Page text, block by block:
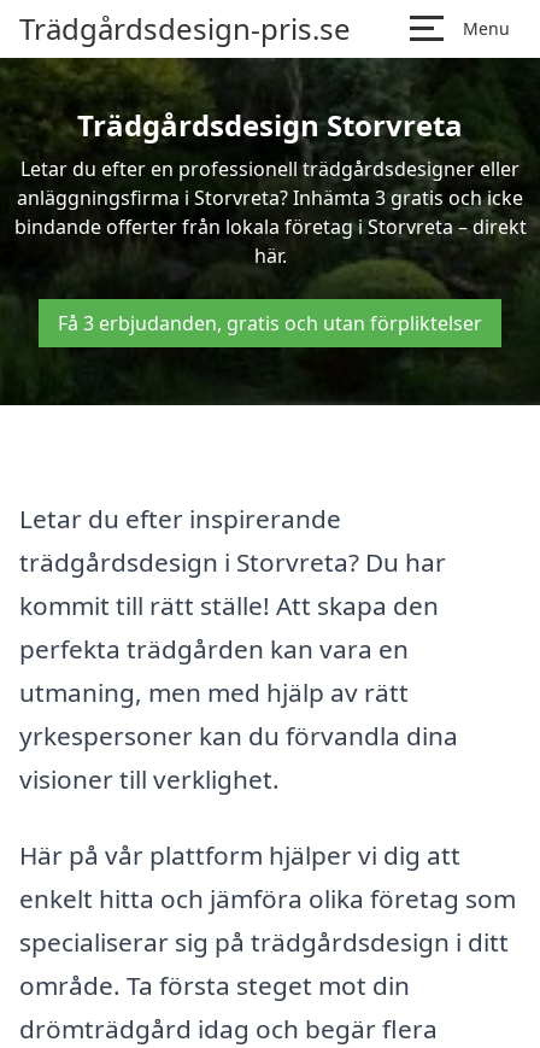
Trädgårdsdesign-pris.se Menu
Trädgårdsdesign Storvreta
Letar du efter en professionell trädgårdsdesigner eller
anläggningsfirma i Storvreta? Inhämta 3 gratis och icke
bindande offerter från lokala företag i Storvreta – direkt
här.
Få 3 erbjudanden, gratis och utan förpliktelser
Letar du efter inspirerande
trädgårdsdesign i Storvreta? Du har
kommit till rätt ställe! Att skapa den
perfekta trädgården kan vara en
utmaning, men med hjälp av rätt
yrkespersoner kan du förvandla dina
visioner till verklighet.
Här på vår plattform hjälper vi dig att
enkelt hitta och jämföra olika företag som
specialiserar sig på trädgårdsdesign i ditt
område. Ta första steget mot din
drömträdgård idag och begär flera